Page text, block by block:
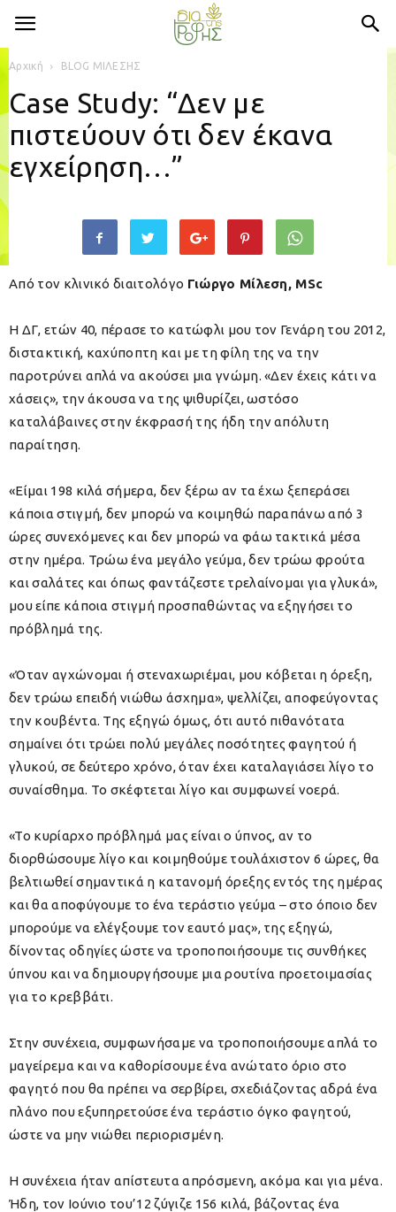
Αρχική BLOG ΜΙΛΕΣΗΣ
Case Study: “Δεν με
πιστεύουν ότι δεν έκανα
εγχείρηση…”
Από τον κλινικό διαιτολόγο Γιώργο Μίλεση, MSc
Η ΔΓ, ετών 40, πέρασε το κατώφλι μου τον Γενάρη του 2012,
διστακτική, καχύποπτη και με τη φίλη της να την
παροτρύνει απλά να ακούσει μια γνώμη. «Δεν έχεις κάτι να
χάσεις», την άκουσα να της ψιθυρίζει, ωστόσο
καταλάβαινες στην έκφρασή της ήδη την απόλυτη
παραίτηση.
«Είμαι 198 κιλά σήμερα, δεν ξέρω αν τα έχω ξεπεράσει
κάποια στιγμή, δεν μπορώ να κοιμηθώ παραπάνω από 3
ώρες συνεχόμενες και δεν μπορώ να φάω τακτικά μέσα
στην ημέρα. Τρώω ένα μεγάλο γεύμα, δεν τρώω φρούτα
και σαλάτες και όπως φαντάζεστε τρελαίνομαι για γλυκά»,
μου είπε κάποια στιγμή προσπαθώντας να εξηγήσει το
πρόβλημά της.
«Όταν αγχώνομαι ή στεναχωριέμαι, μου κόβεται η όρεξη,
δεν τρώω επειδή νιώθω άσχημα», ψελλίζει, αποφεύγοντας
την κουβέντα. Της εξηγώ όμως, ότι αυτό πιθανότατα
σημαίνει ότι τρώει πολύ μεγάλες ποσότητες φαγητού ή
γλυκού, σε δεύτερο χρόνο, όταν έχει καταλαγιάσει λίγο το
συναίσθημα. Το σκέφτεται λίγο και συμφωνεί νοερά.
«To κυρίαρχο πρόβλημά μας είναι ο ύπνος, αν το
διορθώσουμε λίγο και κοιμηθούμε τουλάχιστον 6 ώρες, θα
βελτιωθεί σημαντικά η κατανομή όρεξης εντός της ημέρας
και θα αποφύγουμε το ένα τεράστιο γεύμα – στο όποιο δεν
μπορούμε να ελέγξουμε τον εαυτό μας», της εξηγώ,
δίνοντας οδηγίες ώστε να τροποποιήσουμε τις συνθήκες
ύπνου και να δημιουργήσουμε μια ρουτίνα προετοιμασίας
για το κρεββάτι.
Στην συνέχεια, συμφωνήσαμε να τροποποιήσουμε απλά το
μαγείρεμα και να καθορίσουμε ένα ανώτατο όριο στο
φαγητό που θα πρέπει να σερβίρει, σχεδιάζοντας αδρά ένα
πλάνο που εξυπηρετούσε ένα τεράστιο όγκο φαγητού,
ώστε να μην νιώθει περιορισμένη.
Η συνέχεια ήταν απίστευτα απρόσμενη, ακόμα και για μένα.
Ήδη, τον Ιούνιο του’12 ζύγιζε 156 κιλά, βάζοντας ένα